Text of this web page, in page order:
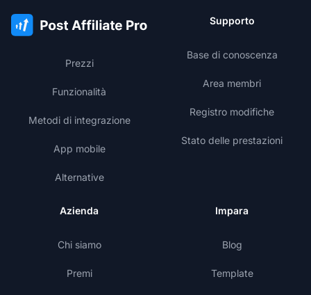
Prezzi
Funzionalità
Metodi di integrazione
App mobile
Alternative
Supporto
Base di conoscenza
Area membri
Registro modifiche
Stato delle prestazioni
Azienda
Chi siamo
Premi
Impara
Blog
Template